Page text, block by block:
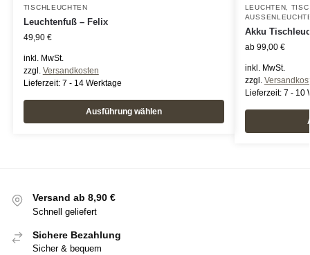
TISCHLEUCHTEN
Leuchtenfuß – Felix
49,90 €
inkl. MwSt.
zzgl. Versandkosten
Lieferzeit: 7 - 14 Werktage
Ausführung wählen
LEUCHTEN,
Akku
ab 99,00 €
inkl. MwSt.
zzgl.
Lieferzeit: 7 - 10
Versand ab 8,90 €
Schnell geliefert
Sichere Bezahlung
Sicher & bequem